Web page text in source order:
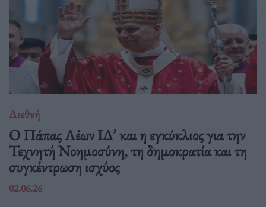
Διεθνή
Ο Πάπας Λέων ΙΔ’ και η εγκύκλιος για την
Τεχνητή Νοημοσύνη, τη δημοκρατία και τη
συγκέντρωση ισχύος
02.06.26